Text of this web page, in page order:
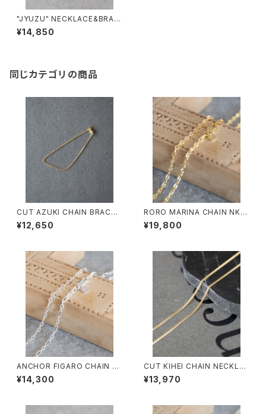
"JYUZU" NECKLACE&BRAC
ELET /2040#2/ 天然石”数
珠”ネックレス&4連ブレスレット
¥14,850
同じカテゴリの商品
CUT AZUKI CHAIN BRACEL
ET/4100/カットアズキ細チェー
ンブレスレット
¥12,650
RORO MARINA CHAIN NK/4
108/マリーナチェーンネックレ
ス
¥19,800
ANCHOR FIGARO CHAIN N
K/4105/アンカーフィガロチェ
ーンネックレス
¥14,300
CUT KIHEI CHAIN NECKLA
CE/4112/喜平細ネックレス
¥13,970